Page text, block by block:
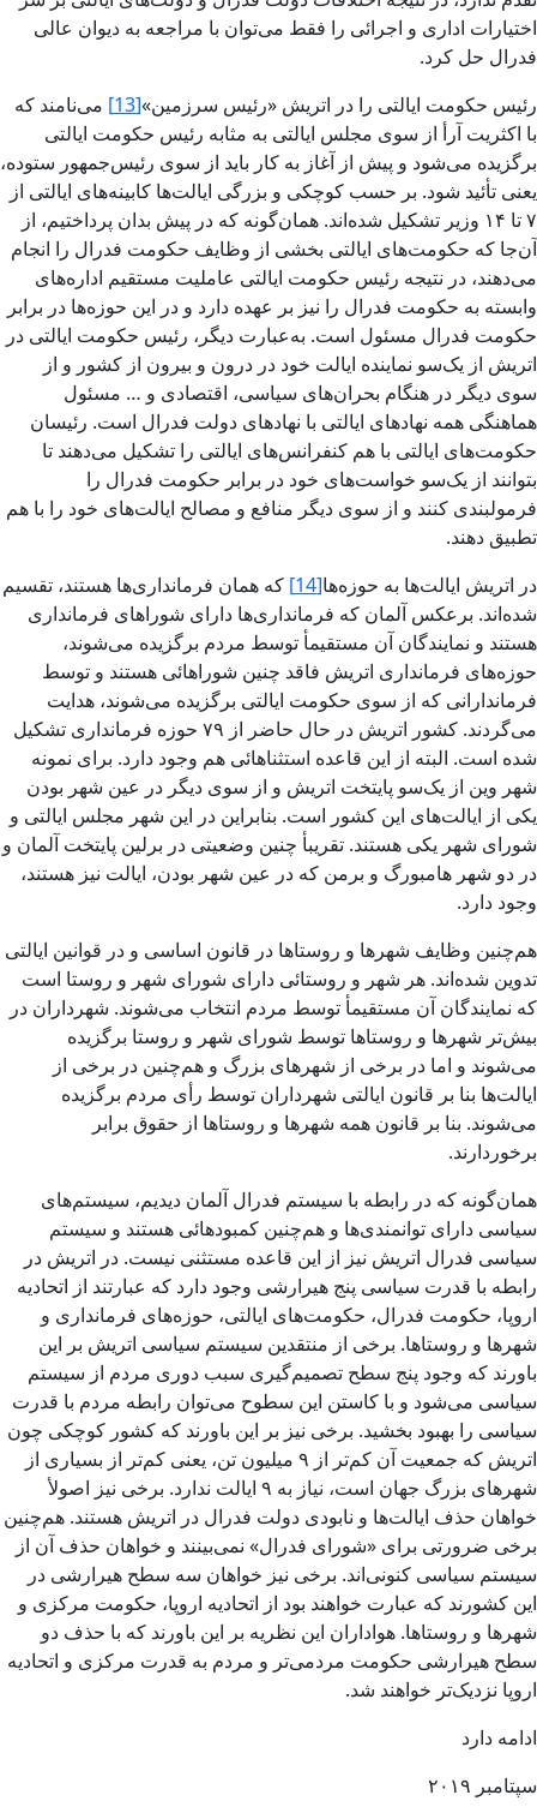
اختیارات اداری و اجرائی را فقط می‌توان با مراجعه به دیوان عالی
فدرال حل کرد.
رئیس حکومت ایالتی را در اتریش «رئیس سرزمین»[13]
می‌نامند که
با اکثریت آرأ از سوی مجلس ایالتی به مثابه رئیس حکومت ایالتی
برگزیده می‌شود و پیش از آغاز به کار باید از سوی رئیس‌جمهور ستوده،
یعنی تأئید شود. بر حسب کوچکی و بزرگی ایالت‌ها کابینه‌های ایالتی از
۷ تا ۱۴ وزیر تشکیل شده‌اند. همان‌گونه که در پیش بدان پرداختیم، از
آن‌جا که حکومت‌های ایالتی بخشی از وظایف حکومت فدرال را انجام
می‌دهند، در نتیجه رئیس حکومت ایالتی عاملیت مستقیم اداره‌های
وابسته به حکومت فدرال را نیز بر عهده دارد و در این حوزه‌ها در برابر
حکومت فدرال مسئول است. به‌عبارت دیگر، رئیس حکومت ایالتی در
اتریش از یک‌سو نماینده ایالت خود در درون و بیرون از کشور و از
سوی دیگر در هنگام بحران‌های سیاسی، اقتصادی و … مسئول
هماهنگی همه نهادهای ایالتی با نهادهای دولت فدرال است. رئیسان
حکومت‌های ایالتی با هم کنفرانس‌های ایالتی را تشکیل می‌دهند تا
بتوانند از یک‌سو خواست‌های خود در برابر حکومت فدرال را
فرمولبندی کنند و از سوی دیگر منافع و مصالح ایالت‌های خود را با هم
تطبیق دهند.
در اتریش ایالت‌ها به حوزه‌ها[14]
که همان فرمانداری‌ها هستند، تقسیم
شده‌اند. برعکس آلمان که فرمانداری‌ها دارای شوراهای فرمانداری
هستند و نمایندگان آن مستقیمأ توسط مردم برگزیده می‌شوند،
حوزه‌های فرمانداری اتریش فاقد چنین شوراهائی هستند و توسط
فرماندارانی که از سوی حکومت ایالتی برگزیده می‌شوند، هدایت
می‌گردند. کشور اتریش در حال حاضر از ۷۹ حوزه فرمانداری تشکیل
شده است. البته از این قاعده استثناهائی هم وجود دارد. برای نمونه
شهر وین از یک‌سو پایتخت اتریش و از سوی دیگر در عین شهر بودن
یکی از ایالت‌های این کشور است. بنابراین در این شهر مجلس ایالتی و
شورای شهر یکی هستند. تقریبأ چنین وضعیتی در برلین پایتخت آلمان و
در دو شهر هامبورگ و برمن که در عین شهر بودن، ایالت نیز هستند،
وجود دارد.
هم‌چنین وظایف شهرها و روستاها در قانون اساسی و در قوانین ایالتی
تدوین شده‌اند. هر شهر و روستائی دارای شورای شهر و روستا است
که نمایندگان آن مستقیمأ توسط مردم انتخاب می‌شوند. شهرداران در
بیش‌تر شهرها و روستاها توسط شورای شهر و روستا برگزیده
می‌شوند و اما در برخی از شهرهای بزرگ و هم‌چنین در برخی از
ایالت‌ها بنا بر قانون ایالتی شهرداران توسط رأی مردم برگزیده
می‌شوند. بنا بر قانون همه شهرها و روستاها از حقوق برابر
برخوردارند.
همان‌گونه که در رابطه با سیستم فدرال آلمان دیدیم، سیستم‌های
سیاسی دارای توانمندی‌ها و هم‌چنین کمبودهائی هستند و سیستم
سیاسی فدرال اتریش نیز از این قاعده مستثنی نیست. در اتریش در
رابطه با قدرت سیاسی پنج هیرارشی وجود دارد که عبارتند از اتحادیه
اروپا، حکومت فدرال، حکومت‌های ایالتی، حوزه‌های فرمانداری و
شهرها و روستاها. برخی از منتقدین سیستم سیاسی اتریش بر این
باورند که وجود پنج سطح تصمیم‌گیری سبب دوری مردم از سیستم
سیاسی می‌شود و با کاستن این سطوح می‌توان رابطه مردم با قدرت
سیاسی را بهبود بخشید. برخی نیز بر این باورند که کشور کوچکی چون
اتریش که جمعیت آن کم‌تر از ۹ میلیون تن، یعنی کم‌تر از بسیاری از
شهرهای بزرگ جهان است، نیاز به ۹ ایالت ندارد. برخی نیز اصولأ
خواهان حذف ایالت‌ها و نابودی دولت فدرال در اتریش هستند. هم‌چنین
برخی ضرورتی برای «شورای فدرال» نمی‌بینند و خواهان حذف آن از
سیستم سیاسی کنونی‌اند. برخی نیز خواهان سه سطح هیرارشی در
این کشورند که عبارت خواهند بود از اتحادیه اروپا، حکومت مرکزی و
شهرها و روستاها. هواداران این نظریه بر این باورند که با حذف دو
سطح هیرارشی حکومت مردمی‌تر و مردم به قدرت مرکزی و اتحادیه
اروپا نزدیک‌تر خواهند شد.
ادامه دارد
سپتامبر ۲۰۱۹